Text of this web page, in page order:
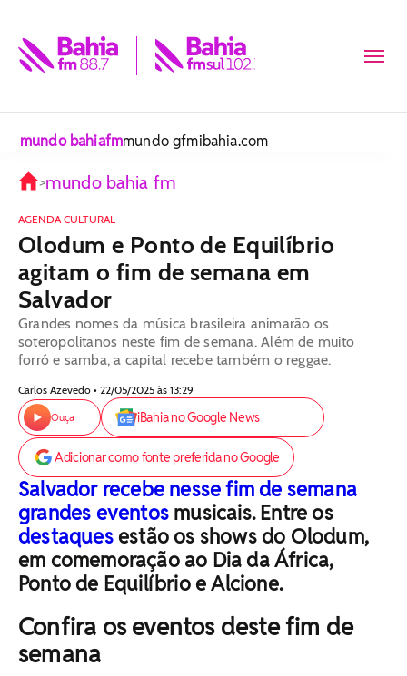
mundo bahiafmmundo gfmibahia.com
>mundo bahia fm
AGENDA CULTURAL
Olodum e Ponto de Equilíbrio
agitam o fim de semana em
Salvador
Grandes nomes da música brasileira animarão os
soteropolitanos neste fim de semana. Além de muito
forró e samba, a capital recebe também o reggae.
Carlos Azevedo • 22/05/2025 às 13:29
Ouça iBahia no Google News
Adicionar como fonte preferida no Google
Salvador recebe nesse fim de semana
grandes eventos musicais. Entre os
destaquesestão os shows do Olodum,
em comemoração ao Dia da África,
Ponto de Equilíbrio e Alcione.
Confira os eventos deste fim de
semana